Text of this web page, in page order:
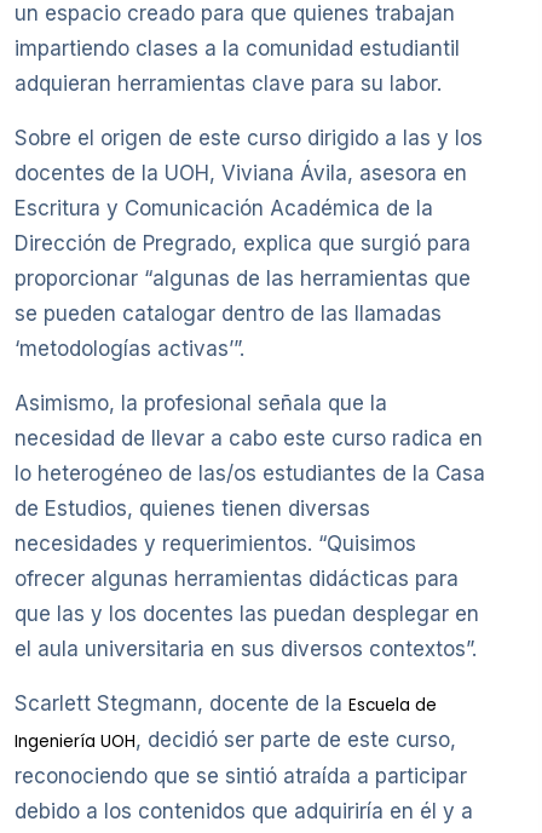
un espacio creado para que quienes trabajan
impartiendo clases a la comunidad estudiantil
adquieran herramientas clave para su labor.
Sobre el origen de este curso dirigido a las y los
docentes de la UOH, Viviana Ávila, asesora en
Escritura y Comunicación Académica de la
Dirección de Pregrado, explica que surgió para
proporcionar “algunas de las herramientas que
se pueden catalogar dentro de las llamadas
‘metodologías activas’”.
Asimismo, la profesional señala que la
necesidad de llevar a cabo este curso radica en
lo heterogéneo de las/os estudiantes de la Casa
de Estudios, quienes tienen diversas
necesidades y requerimientos. “Quisimos
ofrecer algunas herramientas didácticas para
que las y los docentes las puedan desplegar en
el aula universitaria en sus diversos contextos”.
Scarlett Stegmann, docente de la Escuela de
Ingeniería UOH, decidió ser parte de este curso,
reconociendo que se sintió atraída a participar
debido a los contenidos que adquiriría en él y a